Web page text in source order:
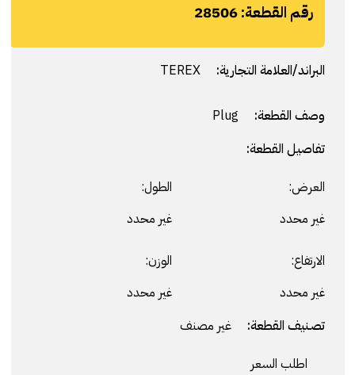
رقم القطعة:28506
البراند/العلامة التجارية: TEREX
وصف القطعة:
تفاصيل القطعة:
العرض:
غير محدد
الطول:
غير محدد
الارتفاع:
غير محدد
الوزن:
غير محدد
تصنيف القطعة: غير مصنف
اطلب السعر